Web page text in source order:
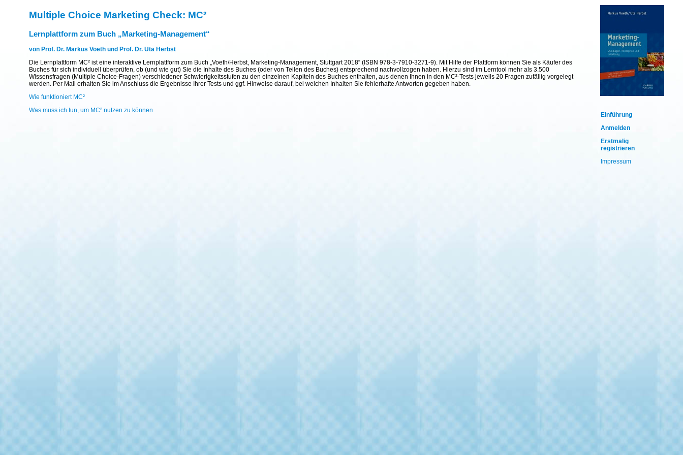
Einführung
Anmelden
Erstmalig
registrieren
Impressum
Multiple Choice Marketing Check: MC²
Lernplattform zum Buch „Marketing-Management“
von Prof. Dr. Markus Voeth und Prof. Dr. Uta Herbst
Die Lernplattform MC² ist eine interaktive Lernplattform zum Buch „Voeth/Herbst, Marketing-Management, Stuttgart 2018“ (ISBN 978-3-7910-3271-9). Mit Hilfe der Plattform können Sie als Käufer des
Buches für sich individuell überprüfen, ob (und wie gut) Sie die Inhalte des Buches (oder von Teilen des Buches) entsprechend nachvollzogen haben. Hierzu sind im Lerntool mehr als 3.500
Wissensfragen (Multiple Choice-Fragen) verschiedener Schwierigkeitsstufen zu den einzelnen Kapiteln des Buches enthalten, aus denen Ihnen in den MC²-Tests jeweils 20 Fragen zufällig vorgelegt
werden. Per Mail erhalten Sie im Anschluss die Ergebnisse Ihrer Tests und ggf. Hinweise darauf, bei welchen Inhalten Sie fehlerhafte Antworten gegeben haben.
Wie funktioniert MC²
Was muss ich tun, um MC² nutzen zu können